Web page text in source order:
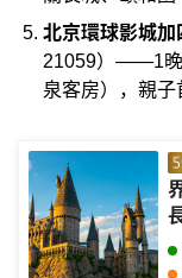
北京環球影城
21059）——1晚
泉客房），親子